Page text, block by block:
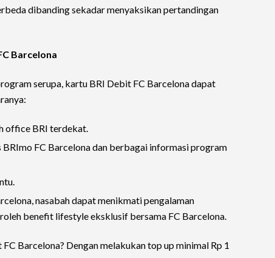
dibanding sekadar menyaksikan pertandingan
Barcelona
serupa, kartu BRI Debit FC Barcelona dapat
office BRI terdekat.
FC Barcelona dan berbagai informasi program
nasabah dapat menikmati pengalaman
benefit lifestyle eksklusif bersama FC Barcelona.
Barcelona? Dengan melakukan top up minimal Rp 1